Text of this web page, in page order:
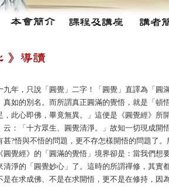
九年，只說「圓覺」二字！「圓覺」直譯為「圓
真如的別名。而所謂真正圓滿的覺悟，就是「頓
，此心即佛，畢竟無異。」這便是《圓覺經》所
云：「十方眾生、圓覺清淨。」故知一切現成開
甚?悟與不悟的問題，更不存怎樣開悟的問題了
圓覺經》的「圓滿的覺悟」境界卻是：當我們想
清淨的「圓覺妙心」了。這時的所謂禪修，其實
是在求成佛、不是在求開悟，更不是在修持，因